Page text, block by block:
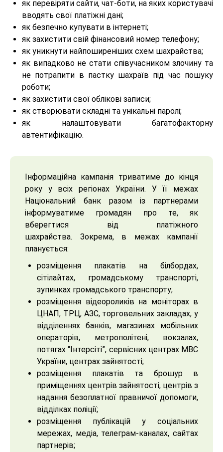
як перевіряти сайти, чат-боти, на яких користувачі
вводять свої платіжні дані;
як безпечно купувати в інтернеті;
як захистити свій фінансовий номер телефону;
як уникнути найпоширеніших схем шахрайства;
як випадково не стати співучасником злочину та
не потрапити в пастку шахраїв під час пошуку
роботи;
як захистити свої облікові записи;
як створювати складні та унікальні паролі;
як налаштовувати багатофакторну
автентифікацію.
Інформаційна кампанія триватиме до кінця
року у всіх регіонах України. У її межах
Національний банк разом із партнерами
інформуватиме громадян про те, як
вберегтися від платіжного
шахрайства. Зокрема, в межах кампанії
планується:
розміщення плакатів на білбордах,
сітілайтах, громадському транспорті,
зупинках громадського транспорту;
розміщення відеороликів на моніторах в
ЦНАП, ТРЦ, АЗС, торговельних закладах, у
відділеннях банків, магазинах мобільних
операторів, метрополітені, вокзалах,
потягах “Інтерсіті”, сервісних центрах МВС
України, центрах зайнятості;
розміщення плакатів та брошур в
приміщеннях центрів зайнятості, центрів з
надання безоплатної правничої допомоги,
відділках поліції;
розміщення публікацій у соціальних
мережах, медіа, телеграм-каналах, сайтах
партнерів;